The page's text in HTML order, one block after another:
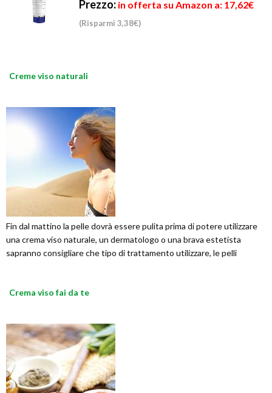
Prezzo: in offerta su Amazon a: 17,62€
(Risparmi 3,38€)
Creme viso naturali
Fin dal mattino la pelle dovrà essere pulita prima di potere utilizzare
una crema viso naturale, un dermatologo o una brava estetista
sapranno consigliare che tipo di trattamento utilizzare, le pelli
Crema viso fai da te